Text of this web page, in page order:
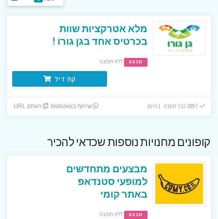
מלא אטרקציות שוות
בכרטיס אחד בגן גורו !
מבצע ללא תפוגה
קח דיל
שיתוף בוואטסאפ העתק URL
קופונים מחנויות נוספות שכדאי להכיר
מבצעים מתחדשים
למופעי סטנדאפ
באתר קומי
מבצע ללא תפוגה